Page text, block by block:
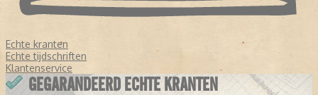
Echte kranten
Echte tijdschriften
Klantenservice
GEGARANDEERD ECHTE KRANTEN